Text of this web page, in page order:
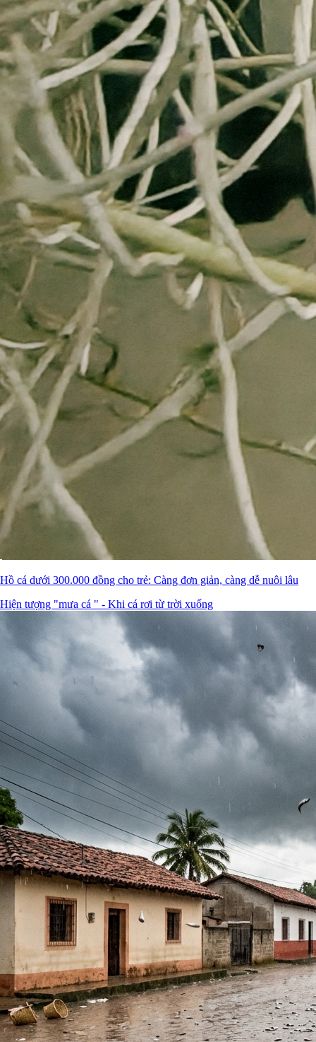
Hồ cá dưới 300.000 đồng cho trẻ: Càng đơn giản, càng dễ nuôi lâu
Hiện tượng "mưa cá " - Khi cá rơi từ trời xuống